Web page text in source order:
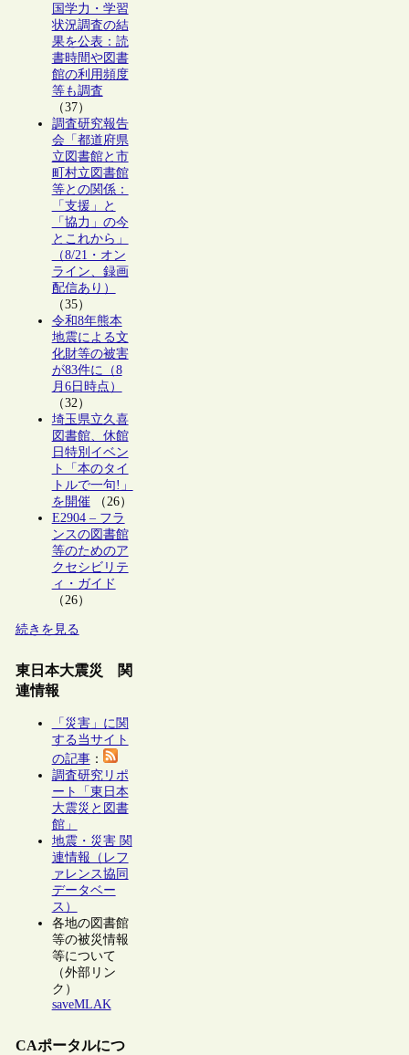
国学力・学習
状況調査の結
果を公表：読
書時間や図書
館の利用頻度
等も調査
（37）
調査研究報告
会「都道府県
立図書館と市
町村立図書館
等との関係：
「支援」と
「協力」の今
とこれから」
（8/21・オン
ライン、録画
配信あり）
（35）
令和8年熊本
地震による文
化財等の被害
が83件に（8
月6日時点）
（32）
埼玉県立久喜
図書館、休館
日特別イベン
ト「本のタイ
トルで一句!」
を開催（26）
E2904 – フラ
ンスの図書館
等のためのア
クセシビリテ
ィ・ガイド
（26）
続きを見る
東日本大震災 関
連情報
「災害」に関
する当サイト
の記事：
調査研究リポ
ート「東日本
大震災と図書
館」
地震・災害 関
連情報（レフ
ァレンス協同
データベー
ス）
各地の図書館
等の被災情報
等について
（外部リン
ク）
saveMLAK
CAポータルにつ